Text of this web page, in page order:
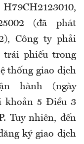
(đã phát
Công ty phải
trái phiếu trong
thống giao dịch
hành (ngày
khoản 5 Điều 3
Tuy nhiên, đến
ký giao dịch